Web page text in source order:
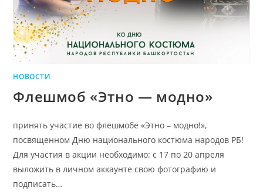
НОВОСТИ
Флешмоб «Этно — модно»
принять участие во флешмобе «Этно – модно!»,
посвященном Дню национального костюма народов РБ!
Для участия в акции необходимо: с 17 по 20 апреля
выложить в личном аккаунте свою фотографию и
подписать…